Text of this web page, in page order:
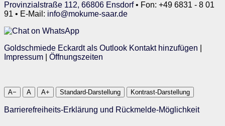
Provinzialstraße 112, 66806 Ensdorf• Fon: +49 6831 - 8 01
91 • E-Mail: info@mokume-saar.de
Goldschmiede Eckardt als Outlook Kontakt hinzufügen
Impressum
Öffnungszeiten
A− A A+ Standard-Darstellung Kontrast-Darstellung
Barrierefreiheits-Erklärung und Rückmelde-Möglichkeit